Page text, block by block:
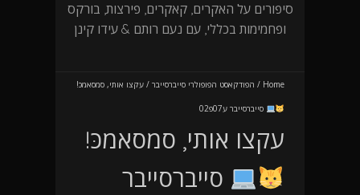
סיפורים על האקרים, קאקרים, פירצות, בורקס
ופחמימות בכללי, עם נעם רותם & עידו קינן
Home
/ הפודקאסט הפופולרי סייברסייבר / עקצו אותי, סמסאמכּ!
סייברסייבר ע07פ02
עקצו אותי, סמסאמכּ!
סייברסייבר